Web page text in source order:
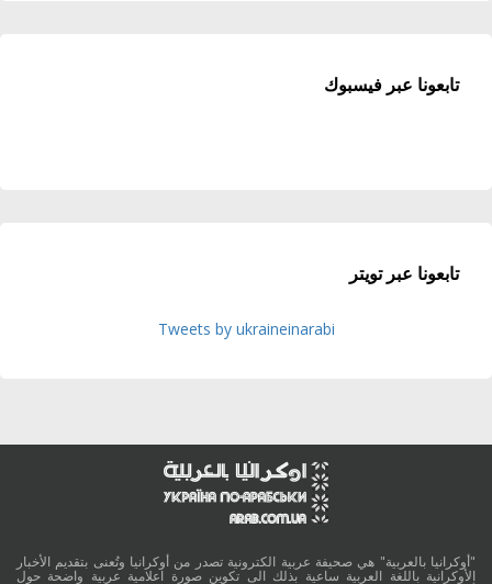
تابعونا عبر فيسبوك
تابعونا عبر تويتر
Tweets by ukraineinarabi
"أوكرانيا بالعربية" هي صحيفة عربية الكترونية تصدر من أوكرانيا وتُعنى بتقديم الأخبار
الأوكرانية باللغة العربية ساعية بذلك الى تكوين صورة اعلامية عربية واضحة حول